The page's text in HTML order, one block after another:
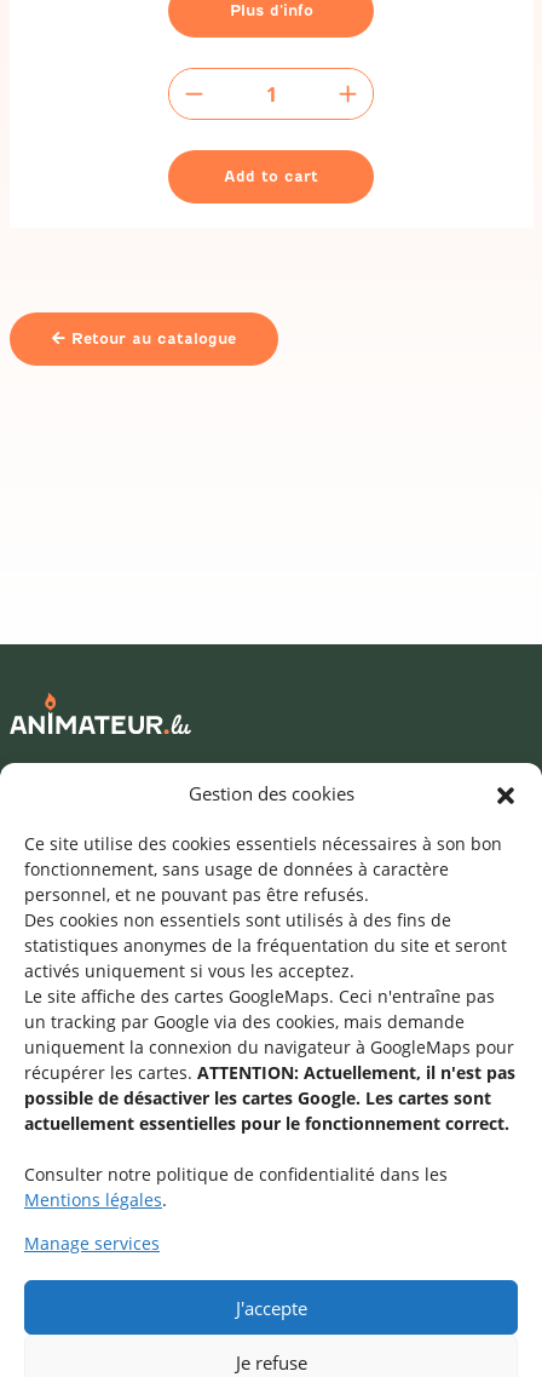
Gestion des cookies
Ce site utilise des cookies essentiels nécessaires à son bon
fonctionnement, sans usage de données à caractère
personnel, et ne pouvant pas être refusés.
Des cookies non essentiels sont utilisés à des fins de
statistiques anonymes de la fréquentation du site et seront
activés uniquement si vous les acceptez.
Le site affiche des cartes GoogleMaps. Ceci n'entraîne pas
un tracking par Google via des cookies, mais demande
uniquement la connexion du navigateur à GoogleMaps pour
récupérer les cartes. ATTENTION: Actuellement, il n'est pas
possible de désactiver les cartes Google. Les cartes sont
actuellement essentielles pour le fonctionnement correct.
Consulter notre politique de confidentialité dans les
Mentions légales.
Manage services
J'accepte
Je refuse
Plus d’info
Zelthering
M
Piquet
M
quantity
Add to cart
Retour au catalogue
Mentions légales
Une offre du
Service national de la jeunesse
48-50 rue Charles Martel
Rejoignez le groupe « Aide-Animateur / Animateur / Aide-